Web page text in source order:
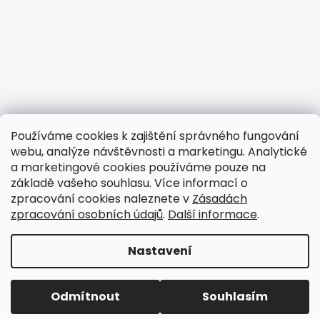
Používáme cookies k zajištění správného fungování
webu, analýze návštěvnosti a marketingu. Analytické
a marketingové cookies používáme pouze na
základě vašeho souhlasu. Více informací o
zpracování cookies naleznete v Zásadách
zpracování osobních údajů. Další informace.
Nastavení
Odmítnout Souhlasím
Elegantní dekorace na Fléru CNC zakázky.cz
Copyright 2026Elegantní dekorace. Všechna práva
vyhrazena.
Upravit nastavení cookies